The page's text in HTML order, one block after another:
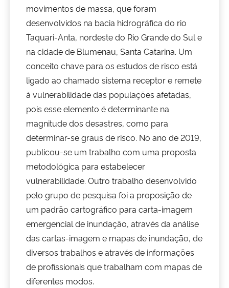
movimentos de massa, que foram
desenvolvidos na bacia hidrográfica do rio
Taquari-Anta, nordeste do Rio Grande do Sul e
na cidade de Blumenau, Santa Catarina. Um
conceito chave para os estudos de risco está
ligado ao chamado sistema receptor e remete
à vulnerabilidade das populações afetadas,
pois esse elemento é determinante na
magnitude dos desastres, como para
determinar-se graus de risco. No ano de 2019,
publicou-se um trabalho com uma proposta
metodológica para estabelecer
vulnerabilidade. Outro trabalho desenvolvido
pelo grupo de pesquisa foi a proposição de
um padrão cartográfico para carta-imagem
emergencial de inundação, através da análise
das cartas-imagem e mapas de inundação, de
diversos trabalhos e através de informações
de profissionais que trabalham com mapas de
diferentes modos.